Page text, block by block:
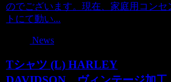
のでございます。現在、家庭用コンセ
トにて動い...
News
Tシャツ (L) HARLEY